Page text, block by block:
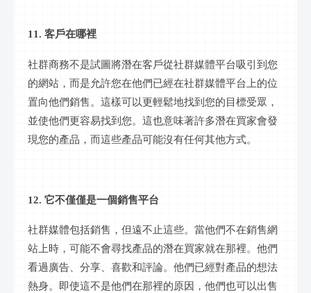
11. 客戶在哪裡
社群商務不是試圖將潛在客戶從社群媒體平台吸引到您
的網站，而是允許您在他們已經在社群媒體平台上的位
置向他們銷售。這樣可以更輕鬆地找到您的目標受眾，
並使他們更容易找到您。這也意味著許多潛在買家會發
現您的產品，而這些產品可能沒有任何其他方式。
12. 它不僅僅是一個銷售平台
社群媒體包括銷售，但遠不止這些。當他們不在銷售網
站上時，可能不會尋找產品的潛在買家就在那裡。他們
看過廣告、分享、喜歡和評論。他們已經對產品的想法
熱身。即使這不是他們在那裡的原因，他們也可以出售